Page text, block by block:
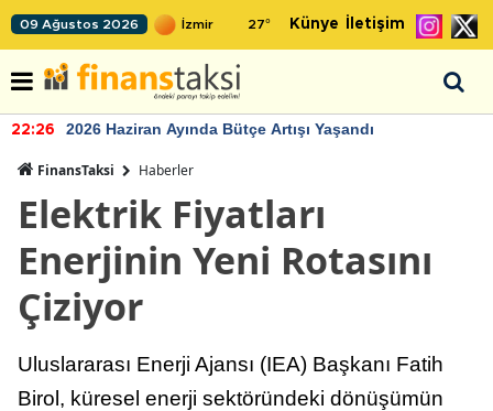
09 Ağustos 2026 27° Künye İletişim
22:26 2026 Haziran Ayında Bütçe Artışı Yaşandı
FinansTaksi Haberler
Elektrik Fiyatları
Enerjinin Yeni Rotasını
Çiziyor
Uluslararası Enerji Ajansı (IEA) Başkanı Fatih
Birol, küresel enerji sektöründeki dönüşümün